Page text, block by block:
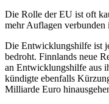
Die Rolle der EU ist oft
mehr Auflagen verbunden
Die Entwicklungshilfe ist
bedroht. Finnlands neue
an Entwicklungshilfe aus
kündigte ebenfalls
Milliarde Euro